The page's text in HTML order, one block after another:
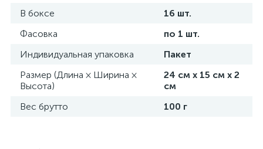
В боксе
16 шт.
Фасовка
по 1 шт.
Индивидуальная упаковка
Пакет
Размер (Длина × Ширина ×
Высота)
24 см х 15 см х 2
см
Вес брутто
100 г